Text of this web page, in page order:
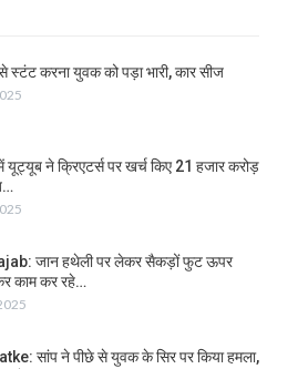
स्टंट करना युवक को पड़ा भारी, कार सीज
में यूट्यूब ने क्रिएटर्स पर खर्च किए 21 हजार करोड़
जान हथेली पर लेकर सैकड़ों फुट ऊपर
काम कर रहे…
सांप ने पीछे से युवक के सिर पर किया हमला,